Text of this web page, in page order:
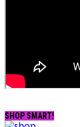
SHOP SMART!